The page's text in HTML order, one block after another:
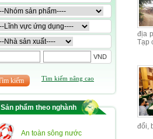
VND
Tìm kiếm nâng cao
Sản phẩm theo nghành
An toàn sông nước
địa
Tạp
đổi,